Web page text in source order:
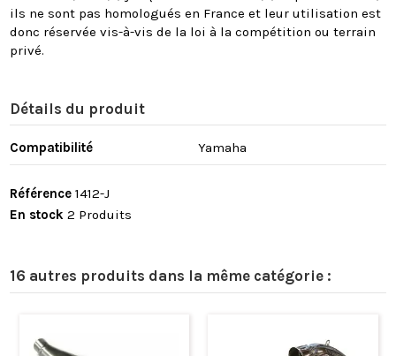
ils ne sont pas homologués en France et leur utilisation est
donc réservée vis-à-vis de la loi à la compétition ou terrain
privé.
Détails du produit
Compatibilité Yamaha
Référence 1412-J
En stock 2 Produits
16 autres produits dans la même catégorie :